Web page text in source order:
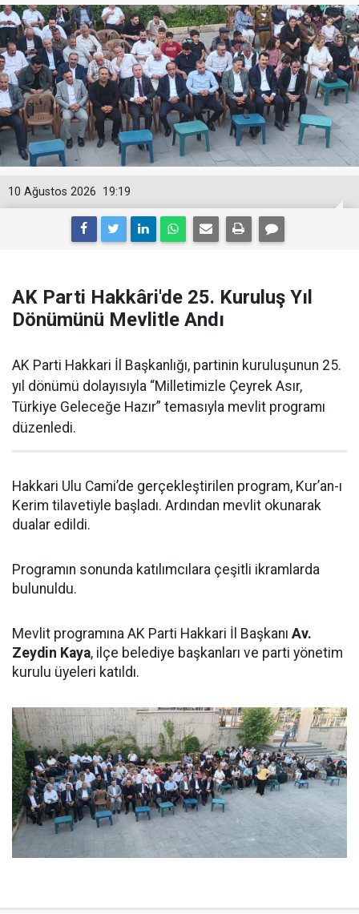
19:19
10 Ağustos 2026
AK Parti Hakkâri'de 25. Kuruluş Yıl
Dönümünü Mevlitle Andı
AK Parti Hakkari İl Başkanlığı, partinin kuruluşunun 25.
yıl dönümü dolayısıyla “Milletimizle Çeyrek Asır,
Türkiye Geleceğe Hazır” temasıyla mevlit programı
düzenledi.
Hakkari Ulu Cami’de gerçekleştirilen program, Kur’an-ı
Kerim tilavetiyle başladı. Ardından mevlit okunarak
dualar edildi.
Programın sonunda katılımcılara çeşitli ikramlarda
bulunuldu.
Mevlit programına AK Parti Hakkari İl Başkanı Av.
Zeydin Kaya, ilçe belediye başkanları ve parti yönetim
kurulu üyeleri katıldı.